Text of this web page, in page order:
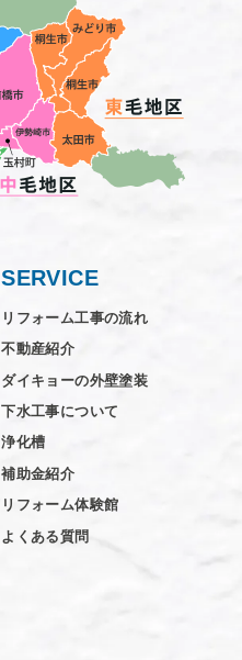
SERVICE
リフォーム工事の流れ
不動産紹介
ダイキョーの外壁塗装
下水工事について
浄化槽
補助金紹介
リフォーム体験館
よくある質問